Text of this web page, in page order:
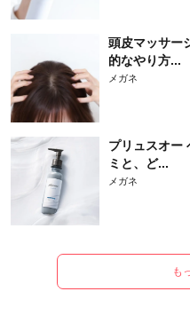
頭皮マッサー
的なやり方...
メガネ
プリュスオー
ミと、ど...
メガネ
も